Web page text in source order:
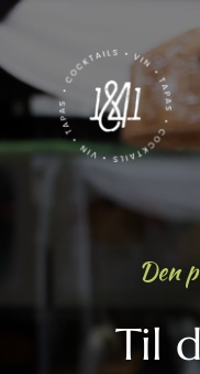
Den
Til